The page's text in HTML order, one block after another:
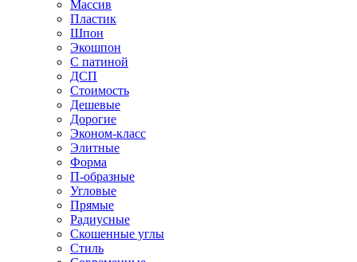
Массив
Пластик
Шпон
Экошпон
С патиной
ДСП
Стоимость
Дешевые
Дорогие
Эконом-класс
Элитные
Форма
П-образные
Угловые
Прямые
Радиусные
Скошенные углы
Стиль